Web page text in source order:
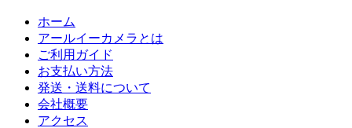
ホーム
アールイーカメラとは
ご利用ガイド
お支払い方法
発送・送料について
会社概要
アクセス